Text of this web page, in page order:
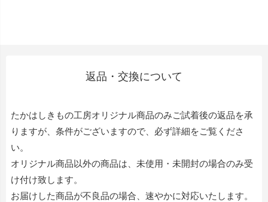
返品・交換について
たかはしきもの工房オリジナル商品のみご試着後の返品を承
りますが、条件がございますので、必ず詳細をご覧くださ
い。
オリジナル商品以外の商品は、未使用・未開封の場合のみ受
け付け致します。
お届けした商品が不良品の場合、速やかに対応いたします。